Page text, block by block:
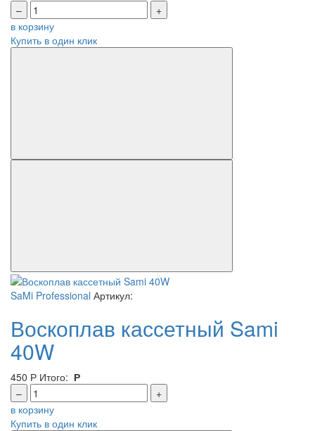
–
+
в корзину
Купить в один клик
SaMi Professional Артикул:
Воскоплав кассетный Sami
40W
450 Р Итого: Р
–
+
в корзину
Купить в один клик